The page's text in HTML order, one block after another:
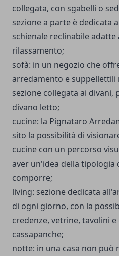
collegata, con sgabelli o
sezione a parte è dedicata
schienale reclinabile
rilassamento;
sofà: in un negozio che
arredamento e suppellettili
sezione collegata ai divani,
divano letto;
cucine: la Pignataro
sito la possibilità di
cucine con un percorso
aver un'idea della
comporre;
living: sezione dedicata
di ogni giorno, con la
credenze, vetrine, tavolini
cassapanche;
notte: in una casa non può